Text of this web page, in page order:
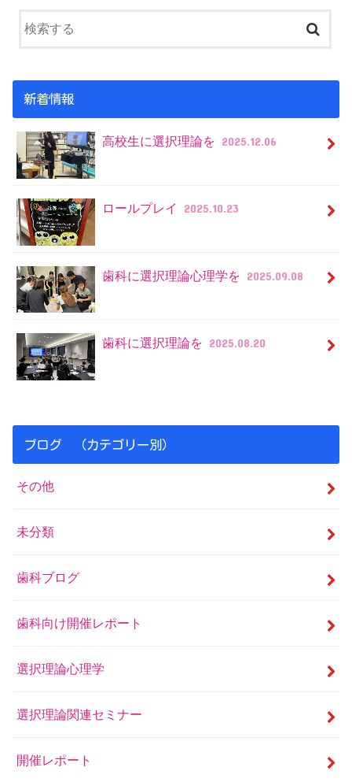
新着情報
高校生に選択理論を 2025.12.06
ロールプレイ 2025.10.23
歯科に選択理論心理学を 2025.09.08
歯科に選択理論を 2025.08.20
ブログ （カテゴリー別）
その他
未分類
歯科ブログ
歯科向け開催レポート
選択理論心理学
選択理論関連セミナー
開催レポート